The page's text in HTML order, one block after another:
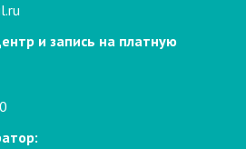
и запись на платную